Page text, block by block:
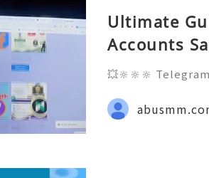
Ultimate
Accounts
💥🔆🔆🔆
ebook Page :